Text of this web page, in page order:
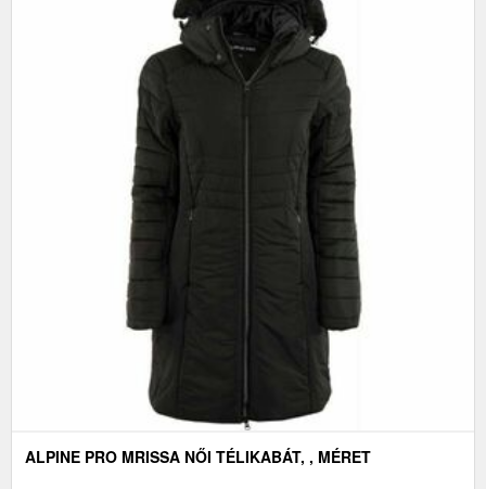
ALPINE PRO MRISSA NŐI TÉLIKABÁT, , MÉRET